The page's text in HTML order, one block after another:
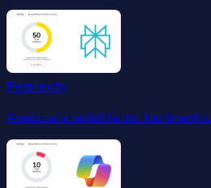
Perplexity
Analizza la visibilità del tuo brand